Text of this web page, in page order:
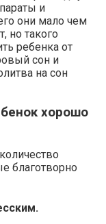
и
они мало чем
но такого
ребенка от
сон и
на сон
хорошо
благотворно